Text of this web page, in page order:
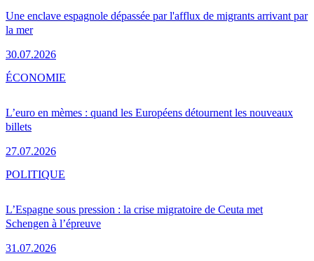
Une enclave espagnole dépassée par l'afflux de migrants arrivant par
la mer
30.07.2026
L’euro en mèmes : quand les Européens détournent les nouveaux
billets
27.07.2026
ÉCONOMIE
L’Espagne sous pression : la crise migratoire de Ceuta met
Schengen à l’épreuve
31.07.2026
POLITIQUE